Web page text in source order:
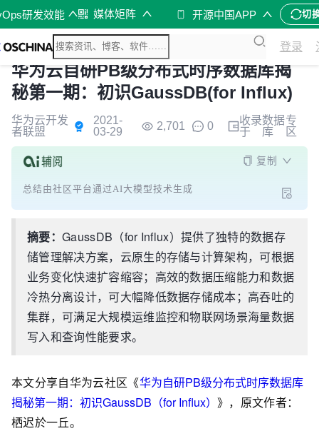
研发效能 媒体矩阵 开源中国APP 切
登录
华为云自研PB级分布式时序数据库揭
秘第一期：初识GaussDB(for Influx)
华为云开发
者联盟
2021-
03-29
2,701 0
收录
于
数据
库
专
区
复制
总结由社区平台通过AI大模型技术生成
摘要： GaussDB（for Influx）提供了独特的数据存
储管理解决方案，云原生的存储与计算架构，可根据
业务变化快速扩容缩容；高效的数据压缩能力和数据
冷热分离设计，可大幅降低数据存储成本；高吞吐的
集群，可满足大规模运维监控和物联网场景海量数据
写入和查询性能要求。
本文分享自华为云社区《华为自研PB级分布式时序数据库
揭秘第一期：初识GaussDB（for Influx） 》，原文作者：
栖迟於一丘。